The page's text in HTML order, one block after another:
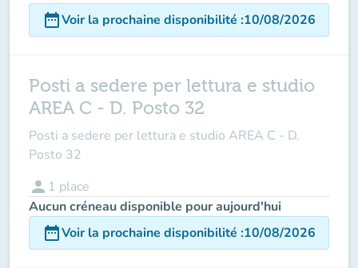
date_rangeVoir la prochaine disponibilité :10/08/2026
Posti a sedere per lettura e studio
AREA C - D. Posto 32
Posti a sedere per lettura e studio AREA C - D.
Posto 32
person 1 place
Aucun créneau disponible pour aujourd'hui
date_rangeVoir la prochaine disponibilité :10/08/2026